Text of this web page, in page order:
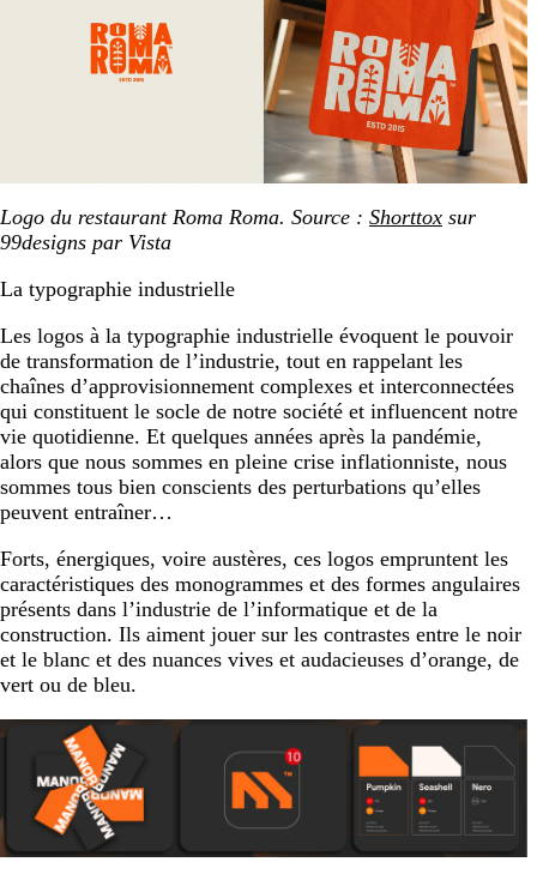
Logo du restaurant Roma Roma. Source : Shorttox sur
99designs par Vista
La typographie industrielle
Les logos à la typographie industrielle évoquent le pouvoir
de transformation de l’industrie, tout en rappelant les
chaînes d’approvisionnement complexes et interconnectées
qui constituent le socle de notre société et influencent notre
vie quotidienne. Et quelques années après la pandémie,
alors que nous sommes en pleine crise inflationniste, nous
sommes tous bien conscients des perturbations qu’elles
peuvent entraîner…
Forts, énergiques, voire austères, ces logos empruntent les
caractéristiques des monogrammes et des formes angulaires
présents dans l’industrie de l’informatique et de la
construction. Ils aiment jouer sur les contrastes entre le noir
et le blanc et des nuances vives et audacieuses d’orange, de
vert ou de bleu.